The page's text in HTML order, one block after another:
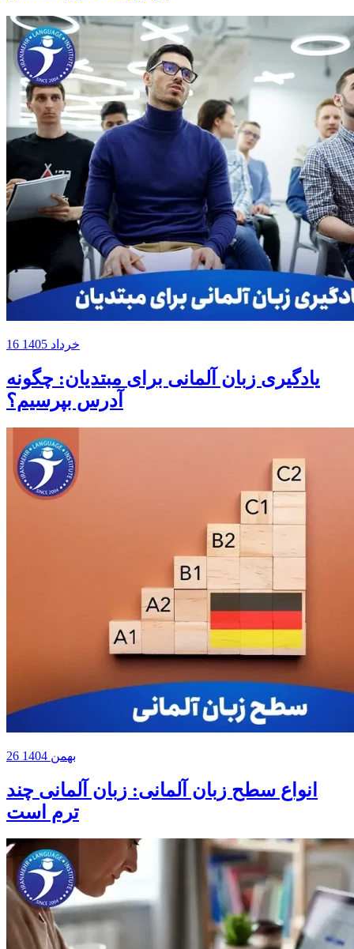
16 خرداد 1405
یادگیری زبان آلمانی برای مبتدیان: چگونه
آدرس بپرسیم؟
26 بهمن 1404
انواع سطح زبان آلمانی: زبان آلمانی چند
ترم است